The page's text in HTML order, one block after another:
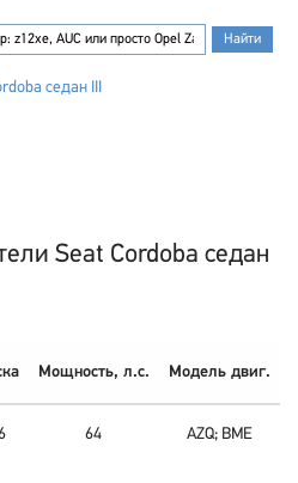
седан III
Seat Cordoba седан
Мощность, л.с. Модель двиг.
64 AZQ; BME